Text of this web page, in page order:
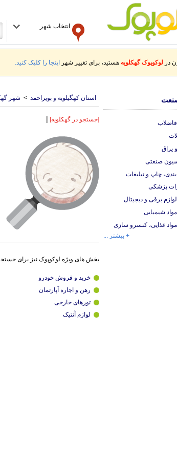
انتخاب شهر
در لوکوپوک گهکلویه هستید، برای تغییر شهر اینجا را کلیک کنید.
استان کهگیلویه و بویراحمد > شهر
[جستجو در گهکلویه] |
بخش های ویژه لوکوپوک نیز برای
خرید و فروش خودرو
رهن و اجاره آپارتمان
تورهای خارجی
لوازم آنتیک
و یراق
صنعتی
چاپ و تبلیغات
پزشکی
لوازم برقی و دیجیتال
مواد شیمیایی
مواد غذایی، کنسرو سازی
+ بیشتر ...